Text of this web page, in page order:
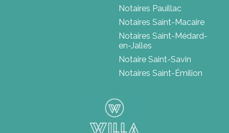
Notaires Pauillac
Notaires Saint-Macaire
Notaires Saint-Médard-
en-Jalles
Notaire Saint-Savin
Notaires Saint-Émilion